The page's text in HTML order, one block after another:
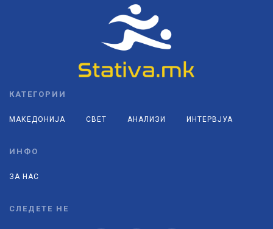
КАТЕГОРИИ
МАКЕДОНИЈА СВЕТ АНАЛИЗИ ИНТЕРВЈУА
ИНФО
ЗА НАС
СЛЕДЕТЕ НЕ